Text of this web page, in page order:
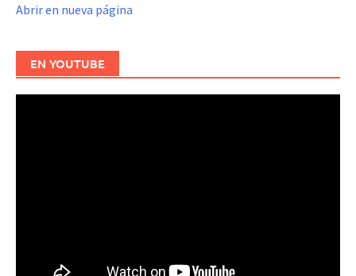
Abrir en nueva página
EN YOUTUBE